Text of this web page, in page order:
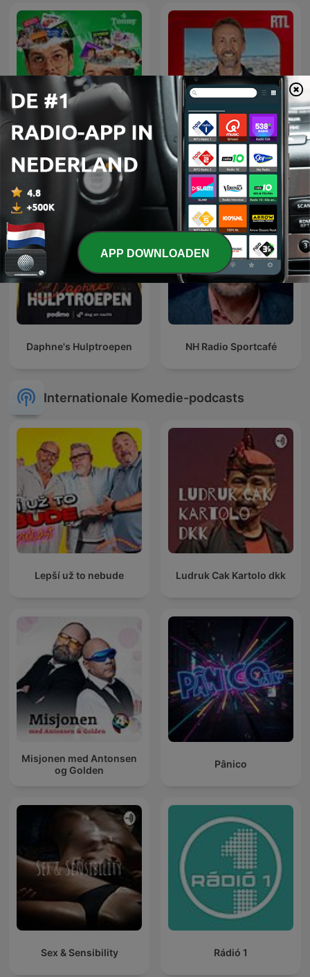
Beter Goed Gejat
L'œil de Philippe
Caverivière
Daphne's Hulptroepen NH Radio Sportcafé
Internationale Komedie-podcasts
Lepší už to nebude Ludruk Cak Kartolo dkk
Misjonen med Antonsen
og Golden
Pânico
Sex & Sensibility Rádió 1
APP DOWNLOADEN